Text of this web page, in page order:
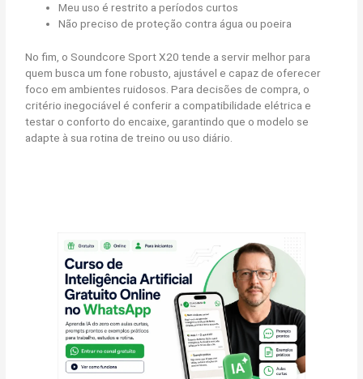
Meu uso é restrito a períodos curtos
Não preciso de proteção contra água ou poeira
No fim, o Soundcore Sport X20 tende a servir melhor para
quem busca um fone robusto, ajustável e capaz de oferecer
foco em ambientes ruidosos. Para decisões de compra, o
critério inegociável é conferir a compatibilidade elétrica e
testar o conforto do encaixe, garantindo que o modelo se
adapte à sua rotina de treino ou uso diário.